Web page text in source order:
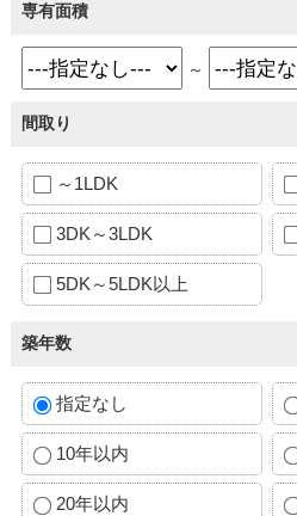
専有面積
～
間取り
～1LDK
3DK～3LDK
5DK～5LDK以上
築年数
指定なし
10年以内
20年以内